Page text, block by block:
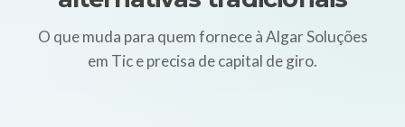
O que muda para quem fornece à Algar Soluções
em Tic e precisa de capital de giro.